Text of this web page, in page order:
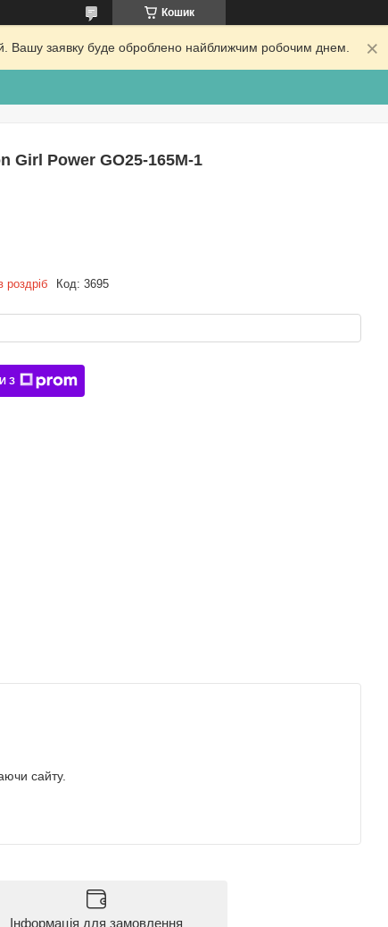
Кошик
Вашу заявку буде оброблено найближчим робочим днем.
Girl Power GO25-165M-1
роздріб Код: 3695
З
сайту.
Інформація для замовлення